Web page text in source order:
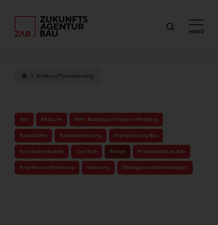
MENÜ
Kosten/Finanzierung
Alle BAU.Live BIM - Building Information Modeling
Bauschäden Bauteilaktivierung Digitalisierung Bau
Kreislaufwirtschaft Low Tech Presse Produktivität am Bau
Projekte und Forschung Sanierung Ökologie und Nachhaltigkeit